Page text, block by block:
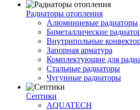
Радиаторы отопления
Алюминиевые радиаторы
Биметаллические
Внутрипольные
Запорная арматура
Комплектующие для
Стальные радиаторы
Чугунные радиаторы
Септики
AQUATECH